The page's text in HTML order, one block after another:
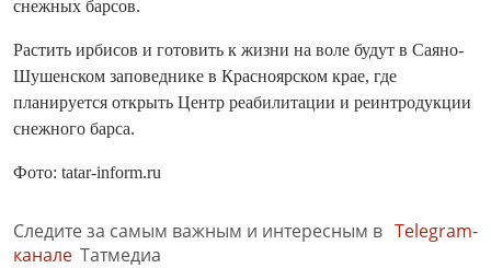
снежных барсов.
Растить ирбисов и готовить к жизни на воле будут в Саяно-
Шушенском заповеднике в Красноярском крае, где
планируется открыть Центр реабилитации и реинтродукции
снежного барса.
Фото: tatar-inform.ru
Следите за самым важным и интересным в Telegram-
канале Татмедиа